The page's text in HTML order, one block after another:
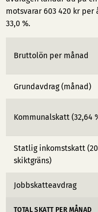
motsvarar 603 420 kr
33,0 %.
Bruttolön per månad
Grundavdrag (månad)
Kommunalskatt (32,64
Statlig inkomstskatt
skiktgräns)
Jobbskatteavdrag
TOTAL SKATT PER MÅNAD